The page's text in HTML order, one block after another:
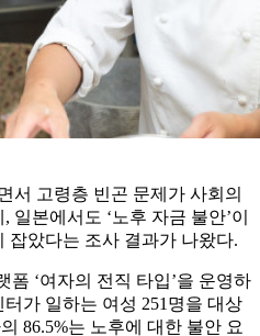
서 고령층 빈곤 문제가 사회의
본에서도 ‘노후 자금 불안’이
잡았다는 조사 결과가 나왔다.
폼 ‘여자의 전직 타입’을 운영하
가 일하는 여성 251명을 대상
86.5%는 노후에 대한 불안 요